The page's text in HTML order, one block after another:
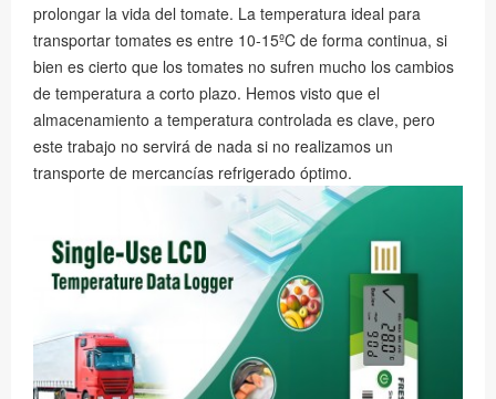
prolongar la vida del tomate. La temperatura ideal para
transportar tomates es entre 10-15ºC de forma continua, si
bien es cierto que los tomates no sufren mucho los cambios
de temperatura a corto plazo. Hemos visto que el
almacenamiento a temperatura controlada es clave, pero
este trabajo no servirá de nada si no realizamos un
transporte de mercancías refrigerado óptimo.